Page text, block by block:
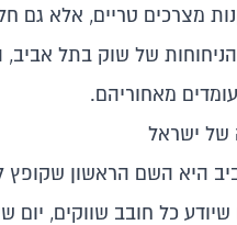
מצרכים טריים, אלא גם
של שוק בתל אביב,
מאחוריהם.
של ישראל
היא השם הראשון
כל חובב שווקים, יום